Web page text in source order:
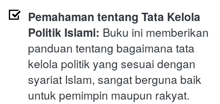
Pemahaman tentang Tata Kelola
Politik Islami: Buku ini memberikan
panduan tentang bagaimana tata
kelola politik yang sesuai dengan
syariat Islam, sangat berguna baik
untuk pemimpin maupun rakyat.